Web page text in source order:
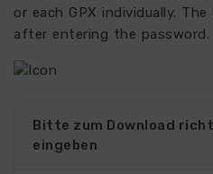
or each GPX individually.
after entering the password.
Bitte zum Download
eingeben